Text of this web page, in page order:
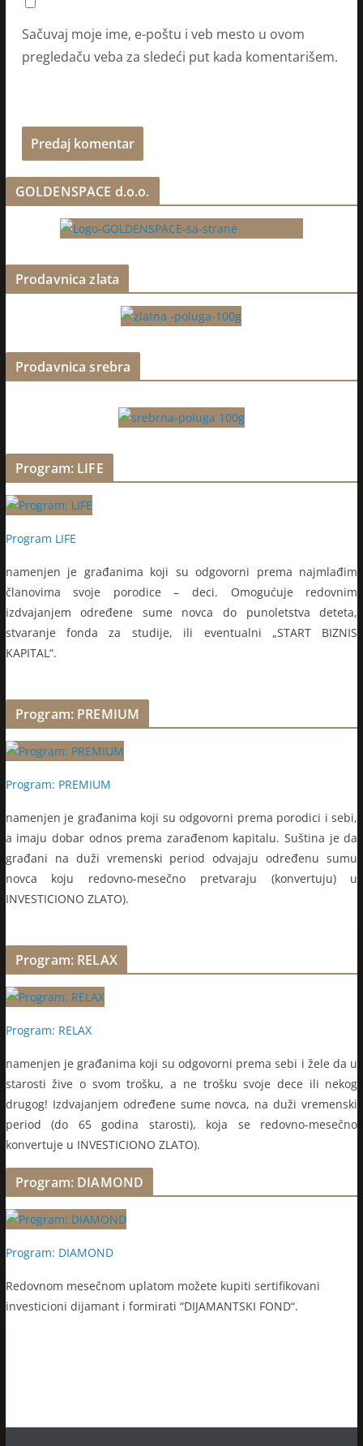
Sačuvaj moje ime, e-poštu i veb mesto u ovom
pregledaču veba za sledeći put kada komentarišem.
GOLDENSPACE d.o.o.
Prodavnica zlata
Prodavnica srebra
Program: LIFE
Program LIFE
namenjen je građanima koji su odgovorni prema najmlađim
članovima svoje porodice – deci. Omogućuje redovnim
izdvajanjem određene sume novca do punoletstva deteta,
stvaranje fonda za studije, ili eventualni „START BIZNIS
KAPITAL“.
Program: PREMIUM
Program: PREMIUM
namenjen je građanima koji su odgovorni prema porodici i sebi,
a imaju dobar odnos prema zarađenom kapitalu. Suština je da
građani na duži vremenski period odvajaju određenu sumu
novca koju redovno-mesečno pretvaraju (konvertuju) u
INVESTICIONO ZLATO).
Program: RELAX
Program: RELAX
namenjen je građanima koji su odgovorni prema sebi i žele da u
starosti žive o svom trošku, a ne trošku svoje dece ili nekog
drugog! Izdvajanjem određene sume novca, na duži vremenski
period (do 65 godina starosti), koja se redovno-mesečno
konvertuje u INVESTICIONO ZLATO).
Program: DIAMOND
Program: DIAMOND
Redovnom mesečnom uplatom možete kupiti sertifikovani
investicioni dijamant i formirati “DIJAMANTSKI FOND“.